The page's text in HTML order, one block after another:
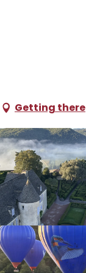
Getting there